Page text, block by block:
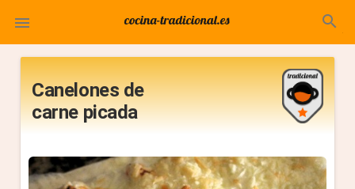
 search
Canelones de
carne picada